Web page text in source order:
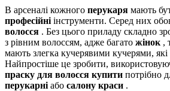
В арсеналі кожного перукаря мають
професійні інструменти. Серед них
волосся . Без цього приладу складно
з рівним волоссям, адже багато жінок ,
мають злегка кучерявими кучерями,
Найпростіше це зробити,
праску для волосся купити потрібно
перукарні або салону краси .